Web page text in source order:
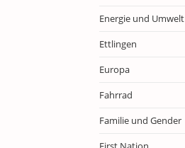
Energie und Umwelt
Ettlingen
Europa
Fahrrad
Familie und Gender